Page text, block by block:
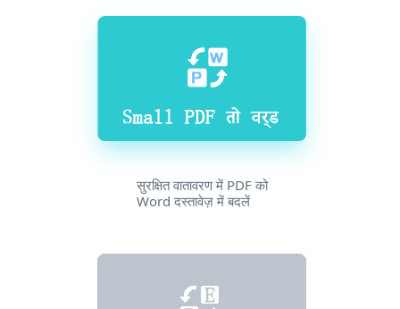
सुरक्षित वातावरण में PDF को
Word दस्तावेज़ में बदलें